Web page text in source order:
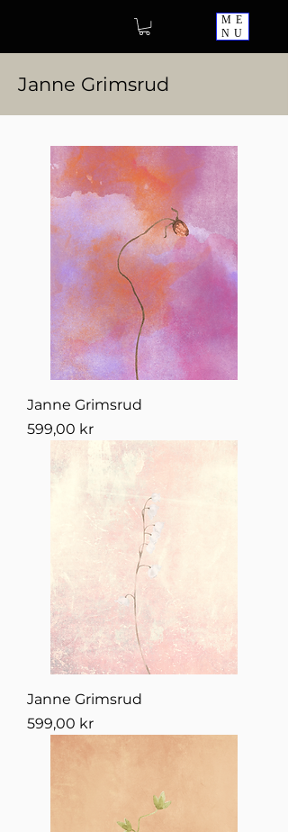
ME
NU
Janne Grimsrud
Janne Grimsrud
Pris
599,00 kr
Janne Grimsrud
Pris
599,00 kr